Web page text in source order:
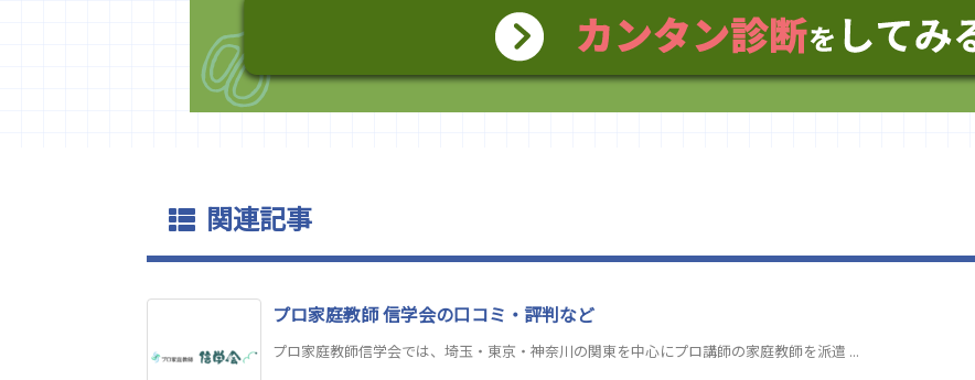
関連記事
プロ家庭教師 信学会の口コミ・評判など
プロ家庭教師信学会では、埼玉・東京・神奈川の関東を中心にプロ講師の家庭教師を派遣 ...